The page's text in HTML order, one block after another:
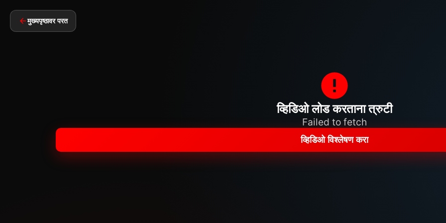
मुख्यपृष्ठावर परत
व्हिडिओ लोड करताना त्रुटी
Failed to fetch
व्हिडिओ विश्लेषण करा